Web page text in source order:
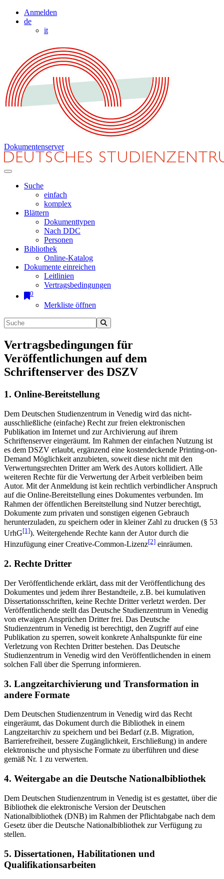
Anmelden
de
it
Dokumentenserver
Suche
einfach
komplex
Blättern
Dokumenttypen
Nach DDC
Personen
Bibliothek
Online-Katalog
Dokumente einreichen
Leitlinien
Vertragsbedingungen
0
Merkliste öffnen
Vertragsbedingungen für
Veröffentlichungen auf dem
Schriftenserver des DSZV
1. Online-Bereitstellung
Dem Deutschen Studienzentrum in Venedig wird das nicht-
ausschließliche (einfache) Recht zur freien elektronischen
Publikation im Internet und zur Archivierung auf ihrem
Schriftenserver eingeräumt. Im Rahmen der einfachen Nutzung ist
es dem DSZV erlaubt, ergänzend eine kostendeckende Printing-on-
Demand Möglichkeit anzubieten, soweit diese nicht mit den
Verwertungsrechten Dritter am Werk des Autors kollidiert. Alle
weiteren Rechte für die Verwertung der Arbeit verbleiben beim
Autor. Mit der Anmeldung ist kein rechtlich verbindlicher Anspruch
auf die Online-Bereitstellung eines Dokumentes verbunden. Im
Rahmen der öffentlichen Bereitstellung sind Nutzer berechtigt,
Dokumente zum privaten und sonstigen eigenen Gebrauch
herunterzuladen, zu speichern oder in kleiner Zahl zu drucken (§ 53
UrhG[1]). Weitergehende Rechte kann der Autor durch die
Hinzufügung einer Creative-Common-Lizenz[2] einräumen.
2. Rechte Dritter
Der Veröffentlichende erklärt, dass mit der Veröffentlichung des
Dokumentes und jedem ihrer Bestandteile, z.B. bei kumulativen
Dissertationsschriften, keine Rechte Dritter verletzt werden. Der
Veröffentlichende stellt das Deutsche Studienzentrum in Venedig
von etwaigen Ansprüchen Dritter frei. Das Deutsche
Studienzentrum in Venedig ist berechtigt, den Zugriff auf eine
Publikation zu sperren, soweit konkrete Anhaltspunkte für eine
Verletzung von Rechten Dritter bestehen. Das Deutsche
Studienzentrum in Venedig wird den Veröffentlichenden in einem
solchen Fall über die Sperrung informieren.
3. Langzeitarchivierung und Transformation in
andere Formate
Dem Deutschen Studienzentrum in Venedig wird das Recht
eingeräumt, das Dokument durch die Bibliothek in einem
Langzeitarchiv zu speichern und bei Bedarf (z.B. Migration,
Barrierefreiheit, bessere Zugänglichkeit, Erschließung) in andere
elektronische und physische Formate zu überführen und diese
gemäß Nr. 1 zu verwerten.
4. Weitergabe an die Deutsche Nationalbibliothek
Dem Deutschen Studienzentrum in Venedig ist es gestattet, über die
Bibliothek die elektronische Version der Deutschen
Nationalbibliothek (DNB) im Rahmen der Pflichtabgabe nach dem
Gesetz über die Deutsche Nationalbibliothek zur Verfügung zu
stellen.
5. Dissertationen, Habilitationen und
Qualifikationsarbeiten